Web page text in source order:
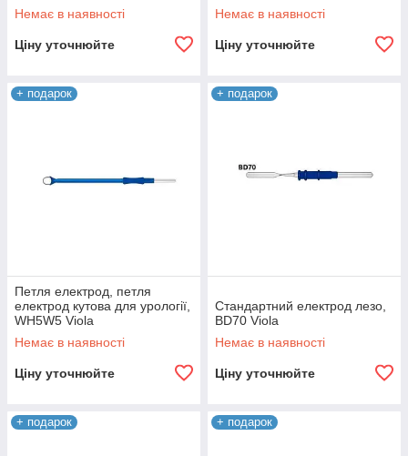
Немає в наявності
Ціну уточнюйте
Немає в наявності
Ціну уточнюйте
+ подарок
Петля електрод, петля
електрод кутова для урології,
WH5W5 Viola
Немає в наявності
Ціну уточнюйте
+ подарок
Стандартний електрод лезо,
BD70 Viola
Немає в наявності
Ціну уточнюйте
+ подарок + подарок